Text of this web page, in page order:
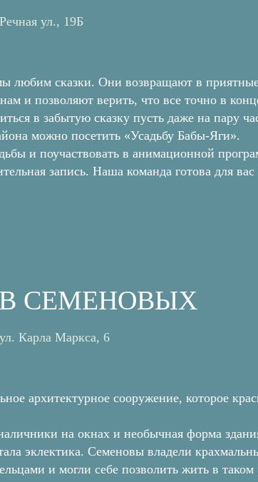
ул., 19Б
любим сказки. Они возвращают в
и позволяют верить, что все точно в
в забытую сказку пусть даже на пару
можно посетить «Усадьбу Бабы-Яги».
и поучаствовать в анимационной
запись. Наша команда готова для вас
СЕМЕНОВЫХ
Карла Маркса, 6
архитектурное сооружение, которое
на окнах и необычная форма
эклектика. Семеновы владели
и могли себе позволить жить в